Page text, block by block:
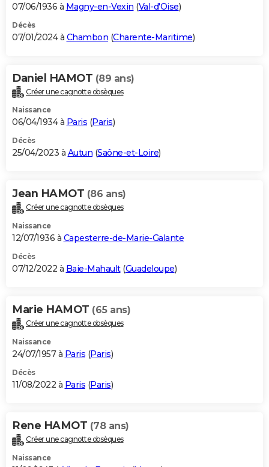
07/06/1936 à Magny-en-Vexin (Val-d'Oise)
Décès
07/01/2024 à Chambon (Charente-Maritime)
Daniel HAMOT (89 ans)
Créer une cagnotte obsèques
Naissance
06/04/1934 à Paris (Paris)
Décès
25/04/2023 à Autun (Saône-et-Loire)
Jean HAMOT (86 ans)
Créer une cagnotte obsèques
Naissance
12/07/1936 à Capesterre-de-Marie-Galante
Décès
07/12/2022 à Baie-Mahault(Guadeloupe)
Marie HAMOT (65 ans)
Créer une cagnotte obsèques
Naissance
24/07/1957 à Paris (Paris)
Décès
11/08/2022 à Paris (Paris)
Rene HAMOT (78 ans)
Créer une cagnotte obsèques
Naissance